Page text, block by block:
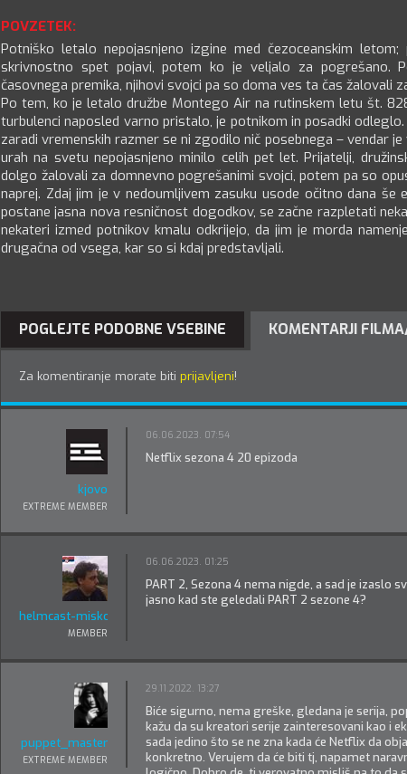
POVZETEK:
Potniško letalo nepojasnjeno izgine med čezoceanskim
skrivnostno spet pojavi, potem ko je veljalo za pogrešano.
časovnega premika, njihovi svojci pa so doma ves ta čas žalovali
Po tem, ko je letalo družbe Montego Air na rutinskem letu št.
turbulenci naposled varno pristalo, je potnikom in posadki odleglo.
zaradi vremenskih razmer se ni zgodilo nič posebnega – vendar
urah na svetu nepojasnjeno minilo celih pet let. Prijatelji,
dolgo žalovali za domnevno pogrešanimi svojci, potem pa so
naprej. Zdaj jim je v nedoumljivem zasuku usode očitno dana še
postane jasna nova resničnost dogodkov, se začne razpletati
nekateri izmed potnikov kmalu odkrijejo, da jim je morda
drugačna od vsega, kar so si kdaj predstavljali.
POGLEJTE PODOBNE VSEBINE KOMENTARJI
Za komentiranje morate biti prijavljeni!
kjovo
EXTREME MEMBER
06.06.2023. 07:54
Netflix sezona 4 20 epizoda
helmcast-misko-zagri
MEMBER
06.06.2023. 01:25
PART 2, Sezona 4 nema nigde, a sad je izaslo
jasno kad ste geledali PART 2 sezone 4?
puppet_master
EXTREME MEMBER
29.11.2022. 13:27
Biće sigurno, nema greške, gledana je serija,
kažu da su kreatori serije zainteresovani kao i
sada jedino što se ne zna kada će Netflix da
konkretno. Verujem da će biti tj, napamet